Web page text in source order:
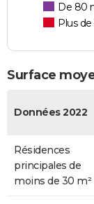
De 80
Plus
Surface
Données 2022
Résidences
principales de
moins de 30 m²